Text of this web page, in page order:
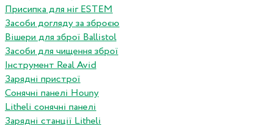
Присипка для ніг ESTEM
Засоби догляду за зброєю
Вішери для зброї Ballistol
Засоби для чищення зброї
Інструмент Real Avid
Зарядні пристрої
Сонячні панелі Houny
Litheli сонячні панелі
Зарядні станції Litheli